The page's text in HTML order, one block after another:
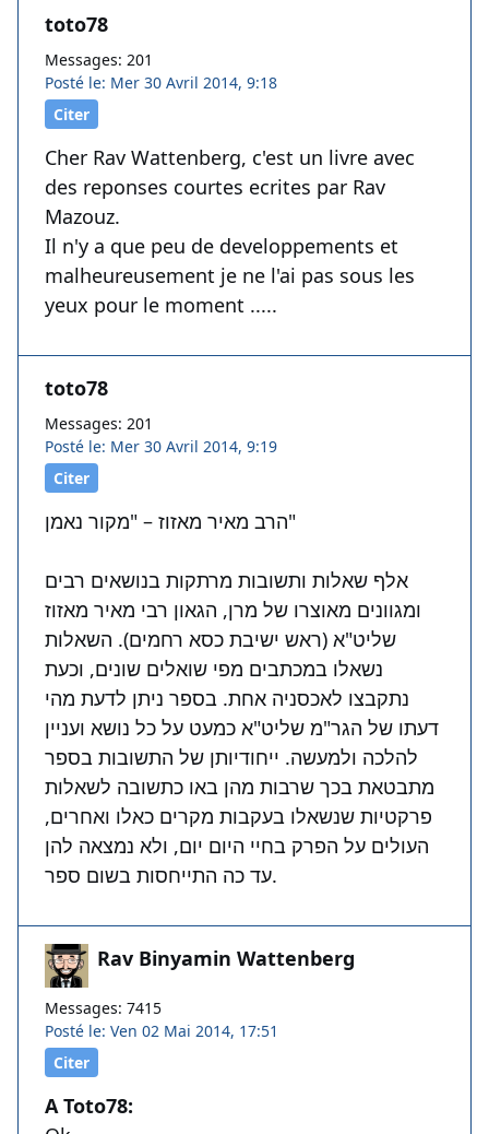
toto78
Messages: 201
Posté le: Mer 30 Avril 2014, 9:18
Citer
Cher Rav Wattenberg, c'est un livre avec
des reponses courtes ecrites par Rav
Mazouz.
Il n'y a que peu de developpements et
malheureusement je ne l'ai pas sous les
yeux pour le moment .....
toto78
Messages: 201
Posté le: Mer 30 Avril 2014, 9:19
Citer
הרב מאיר מאזוז – "מקור נאמן"
אלף שאלות ותשובות מרתקות בנושאים רבים
ומגוונים מאוצרו של מרן, הגאון רבי מאיר מאזוז
שליט"א (ראש ישיבת כסא רחמים). השאלות
נשאלו במכתבים מפי שואלים שונים, וכעת
נתקבצו לאכסניה אחת. בספר ניתן לדעת מהי
דעתו של הגר"מ שליט"א כמעט על כל נושא ועניין
להלכה ולמעשה. ייחודיותן של התשובות בספר
מתבטאת בכך שרבות מהן באו כתשובה לשאלות
פרקטיות שנשאלו בעקבות מקרים כאלו ואחרים,
העולים על הפרק בחיי היום יום, ולא נמצאה להן
עד כה התייחסות בשום ספר.
Rav Binyamin Wattenberg
Messages: 7415
Posté le: Ven 02 Mai 2014, 17:51
Citer
A Toto78: